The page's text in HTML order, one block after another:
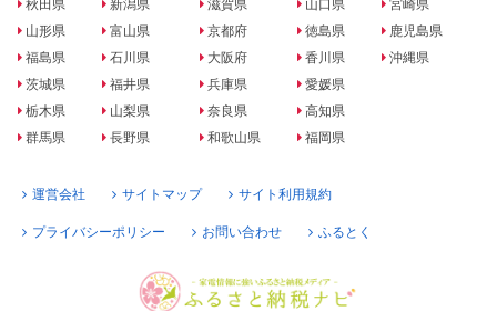
秋田県
山形県
福島県
茨城県
栃木県
群馬県
新潟県
富山県
石川県
福井県
山梨県
長野県
滋賀県
京都府
大阪府
兵庫県
奈良県
和歌山県
山口県
徳島県
香川県
愛媛県
高知県
福岡県
宮崎県
鹿児島県
沖縄県
運営会社 サイトマップ サイト利用規約
プライバシーポリシー お問い合わせ ふるとく